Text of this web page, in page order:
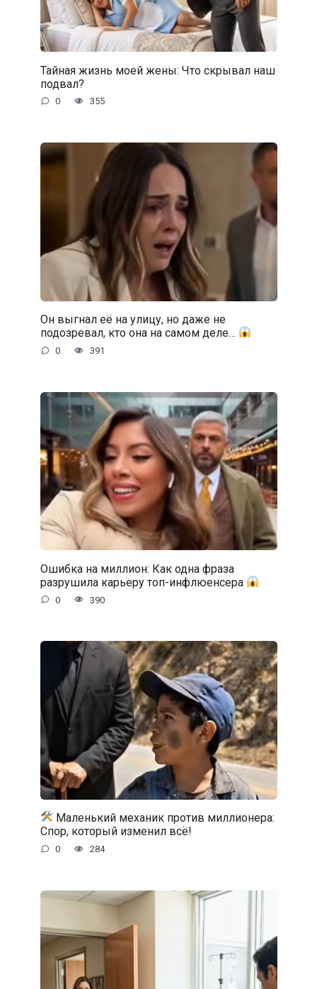
Тайная жизнь моей жены: Что скрывал наш
подвал?
0 355
Он выгнал её на улицу, но даже не
подозревал, кто она на самом деле…
0 391
Ошибка на миллион: Как одна фраза
разрушила карьеру топ-инфлюенсера
0 390
Маленький механик против миллионера:
Спор, который изменил всё!
0 284